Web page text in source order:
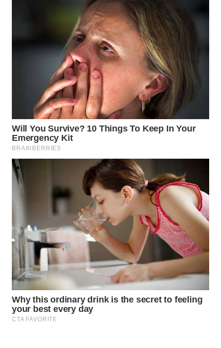
WAHANA
UMKM
WAHANA
WAHANA
OTOMOTIF
WAHANA
HEALTH
WAHANA
DESA
WISATA